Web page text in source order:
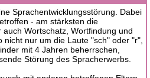
Sprachentwicklungsstörung. Dabei
- am stärksten die
Wortschatz, Wortfindung und
nicht nur um die Laute "sch" oder "r",
mit 4 Jahren beherrschen,
Störung des Spracherwerbs.